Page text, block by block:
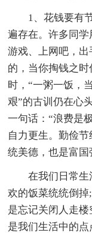
1、花钱要有
遍存在。许多同
游戏、上网吧，
的，当你掏钱之时
时，“一粥一饭，
艰”的古训仍在心
一句话：“浪费是
自力更生。勤俭
统美德，也是富国
在我们日常
欢的饭菜统统倒
是忘记关闭人走
是我们生活中的